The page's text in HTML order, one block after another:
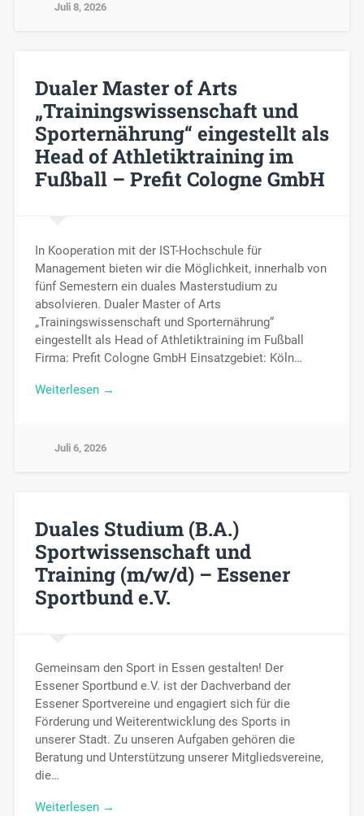
Juli 8, 2026
Dualer Master of Arts
„Trainingswissenschaft und
Sporternährung“ eingestellt als
Head of Athletiktraining im
Fußball – Prefit Cologne GmbH
In Kooperation mit der IST-Hochschule für
Management bieten wir die Möglichkeit, innerhalb von
fünf Semestern ein duales Masterstudium zu
absolvieren. Dualer Master of Arts
„Trainingswissenschaft und Sporternährung“
eingestellt als Head of Athletiktraining im Fußball
Firma: Prefit Cologne GmbH Einsatzgebiet: Köln…
Weiterlesen →
Juli 6, 2026
Duales Studium (B.A.)
Sportwissenschaft und
Training (m/w/d) – Essener
Sportbund e.V.
Gemeinsam den Sport in Essen gestalten! Der
Essener Sportbund e.V. ist der Dachverband der
Essener Sportvereine und engagiert sich für die
Förderung und Weiterentwicklung des Sports in
unserer Stadt. Zu unseren Aufgaben gehören die
Beratung und Unterstützung unserer Mitgliedsvereine,
die…
Weiterlesen →